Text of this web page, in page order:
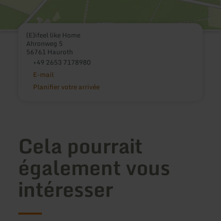
(E)ifeel like Home
Ahronweg 5
56761 Hauroth
+49 2653 7178980
E-mail
Planifier votre arrivée
Cela pourrait
également vous
intéresser